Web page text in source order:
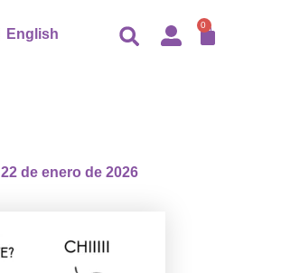
English 0
22 de enero de 2026